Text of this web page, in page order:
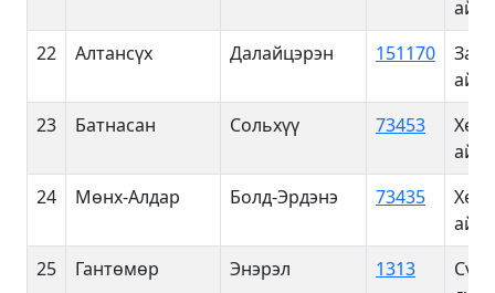
22
Алтансүх Далайцэрэн 151170
23
Батнасан Сольхүү 73453
24
Мөнх-Алдар Болд-Эрдэнэ 73435
25
Гантөмөр Энэрэл 1313